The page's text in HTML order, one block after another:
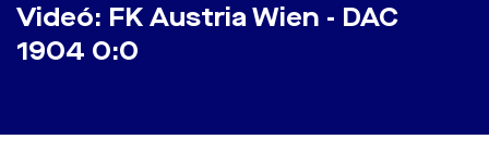
Videó: FK Austria Wien - DAC
1904 0:0